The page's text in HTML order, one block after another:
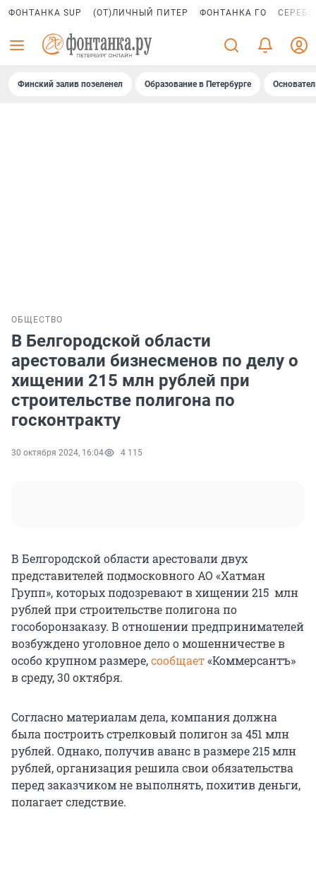
ФОНТАНКА SUP (ОТ)ЛИЧНЫЙ ПИТЕР ФОНТАНКА ГО
Финский залив позеленел Образование в Петербурге
ОБЩЕСТВО
В Белгородской области
арестовали бизнесменов по делу о
хищении 215 млн рублей при
строительстве полигона по
госконтракту
30 октября 2024, 16:04 4 115
В Белгородской области арестовали двух
представителей подмосковного АО «Хатман
Групп», которых подозревают в хищении 215 млн
рублей при строительстве полигона по
гособоронзаказу. В отношении предпринимателей
возбуждено уголовное дело о мошенничестве в
особо крупном размере,сообщает«Коммерсантъ»
в среду, 30 октября.
Согласно материалам дела, компания должна
была построить стрелковый полигон за 451 млн
рублей. Однако, получив аванс в размере 215 млн
рублей, организация решила свои обязательства
перед заказчиком не выполнять, похитив деньги,
полагает следствие.